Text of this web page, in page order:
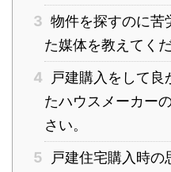
3 物件を探すのに苦
た媒体を教えてくだ
4
戸建購入をして良
たハウスメーカー
さい。
5
戸建住宅購入時の